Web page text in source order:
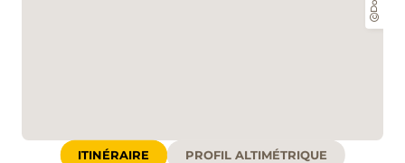
ITINÉRAIRE PROFIL ALTIMÉTRIQUE